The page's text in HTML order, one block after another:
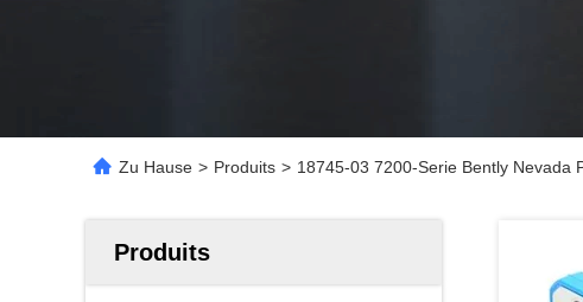
Zu Hause > Produits > 18745-03 7200-Serie Bently Nevada
Produits